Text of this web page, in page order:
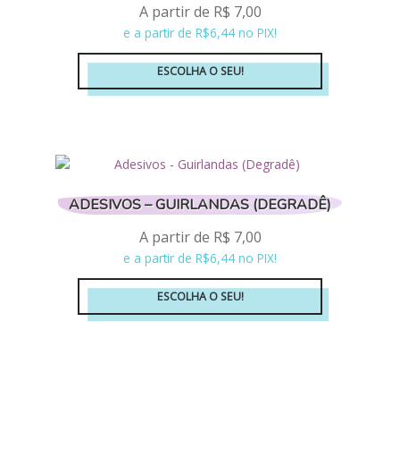
A partir de R$ 7,00
e a partir de R$6,44 no PIX!
ESCOLHA O SEU!
Este
várias
As
opções
podem
ser
escolhidas
na
página
ADESIVOS – GUIRLANDAS (DEGRADÊ)
A partir de R$ 7,00
e a partir de R$6,44 no PIX!
ESCOLHA O SEU!
Este